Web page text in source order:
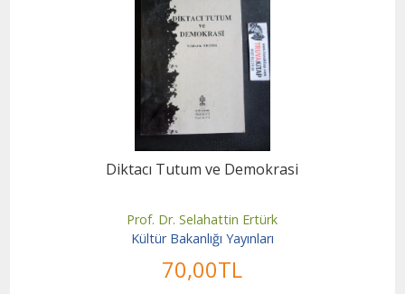
Diktacı Tutum ve Demokrasi
Prof. Dr. Selahattin Ertürk
Kültür Bakanlığı Yayınları
70,00TL